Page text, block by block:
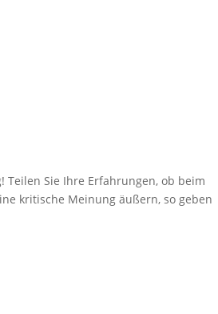
Sie Ihre Erfahrungen, ob beim
kritische Meinung äußern, so geben